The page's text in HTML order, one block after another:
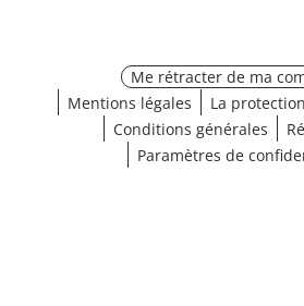
Me rétracter de ma
Mentions légales
La
Conditions générales
Paramètres de